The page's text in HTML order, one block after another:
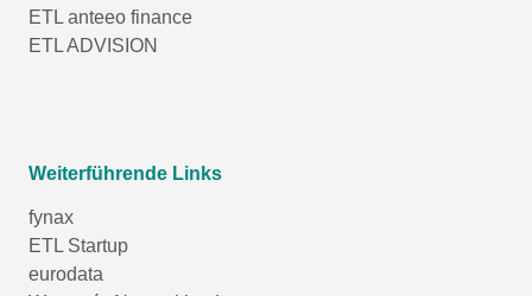
ETL anteeo finance
ETL ADVISION
Weiterführende Links
fynax
ETL Startup
eurodata